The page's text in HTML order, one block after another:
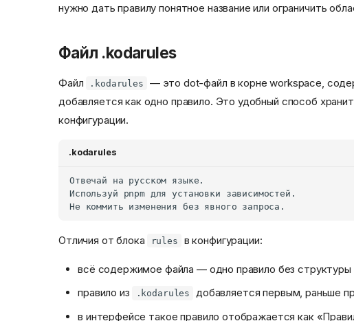
нужно дать правилу понятное название или ограничить
Файл .kodarules
Файл .kodarules
— это dot-файл в корне workspace,
добавляется как одно правило. Это удобный способ
конфигурации.
.kodarules
Отличия от блока rules в конфигурации:
всё содержимое файла — одно правило без структуры
правило из
.kodarules добавляется первым, раньше
в интерфейсе такое правило отображается как